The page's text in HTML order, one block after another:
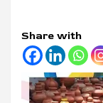
Share with